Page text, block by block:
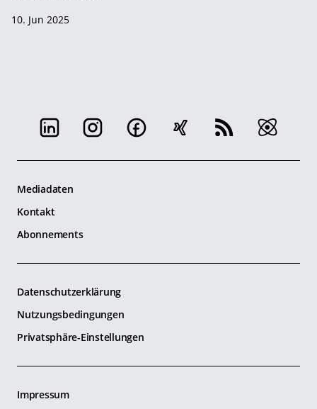
10. Jun 2025
Mediadaten
Kontakt
Abonnements
Datenschutzerklärung
Nutzungsbedingungen
Privatsphäre-Einstellungen
Impressum